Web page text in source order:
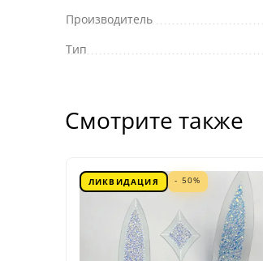
Производитель
Тип
Смотрите также
ЛИКВИДАЦИЯ - 50%